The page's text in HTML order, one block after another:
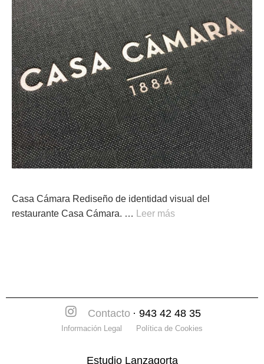
Casa Cámara Rediseño de identidad visual del
restaurante Casa Cámara. …
Leer más
Contacto · 943 42 48 35
Información Legal Política de Cookies
Estudio Lanzagorta